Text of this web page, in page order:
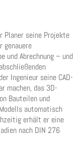
Planer seine Projekte
genauere
und Abrechnung – und
Ingenieur seine CAD-
machen, das 3D-
Bauteilen und
automatisch
erhält er eine
nach DIN 276